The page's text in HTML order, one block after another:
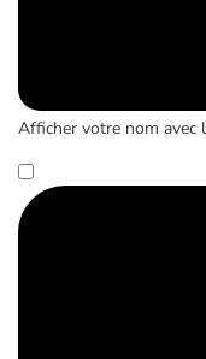
Afficher votre nom avec